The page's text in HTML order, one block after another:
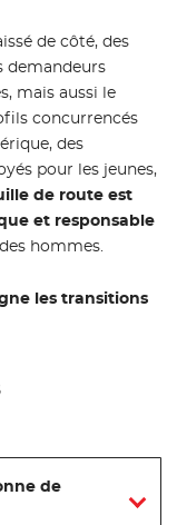
de côté, des
demandeurs
mais aussi le
concurrencés
des
pour les jeunes,
de route est
et responsable
hommes.
les transitions
de